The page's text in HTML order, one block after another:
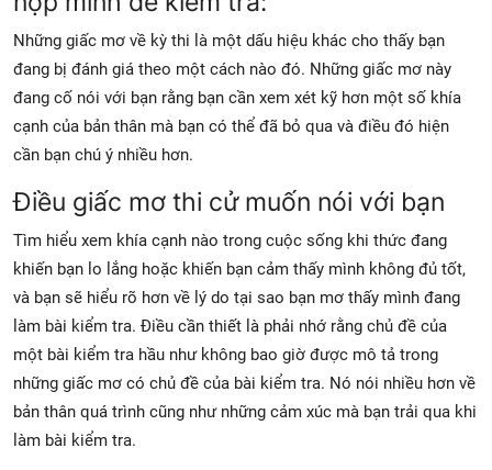
Những giấc mơ về kỳ thi là một dấu hiệu khác cho thấy bạn
đang bị đánh giá theo một cách nào đó. Những giấc mơ này
đang cố nói với bạn rằng bạn cần xem xét kỹ hơn một số khía
cạnh của bản thân mà bạn có thể đã bỏ qua và điều đó hiện
cần bạn chú ý nhiều hơn.
Điều giấc mơ thi cử muốn nói với bạn
Tìm hiểu xem khía cạnh nào trong cuộc sống khi thức đang
khiến bạn lo lắng hoặc khiến bạn cảm thấy mình không đủ tốt,
và bạn sẽ hiểu rõ hơn về lý do tại sao bạn mơ thấy mình đang
làm bài kiểm tra. Điều cần thiết là phải nhớ rằng chủ đề của
một bài kiểm tra hầu như không bao giờ được mô tả trong
những giấc mơ có chủ đề của bài kiểm tra. Nó nói nhiều hơn về
bản thân quá trình cũng như những cảm xúc mà bạn trải qua khi
làm bài kiểm tra.